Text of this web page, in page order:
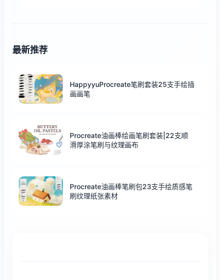
最新推荐
HappyyuProcreate笔刷套装25支手绘插
画画笔
Procreate油画棒绘画笔刷套装|22支顺
滑厚涂笔刷与纹理画布
Procreate油画棒笔刷包23支手绘质感笔
刷纹理纸张素材